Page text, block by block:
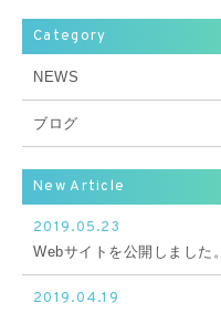
Category
NEWS
ブログ
New Article
2019.05.23
Webサイトを公開しました。
2019.04.19